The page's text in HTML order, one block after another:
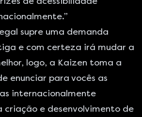
supre uma demanda
e com certeza irá mudar a
logo, a Kaizen toma a
enunciar para vocês as
internacionalmente
criação e desenvolvimento de